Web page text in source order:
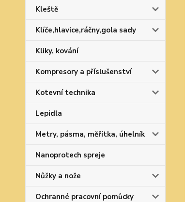
Kleště
Klíče,hlavice,ráčny,gola sady
Kliky, kování
Kompresory a příslušenství
Kotevní technika
Lepidla
Metry, pásma, měřítka, úhelník
Nanoprotech spreje
Nůžky a nože
Ochranné pracovní pomůcky